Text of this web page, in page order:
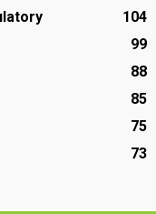
104
99
88
85
75
73